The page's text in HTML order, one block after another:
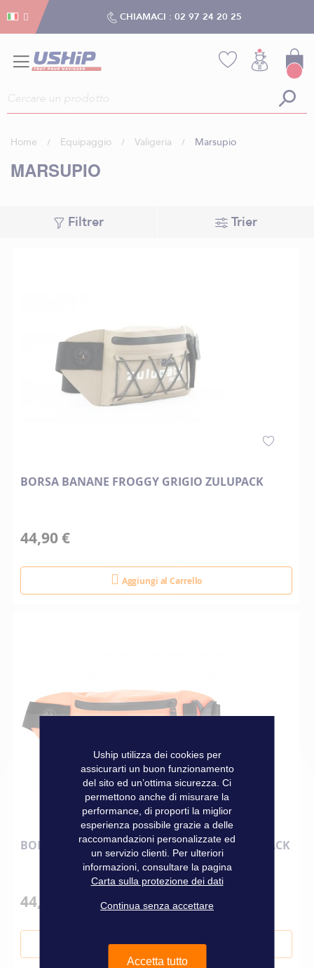
CHIAMACI : 02 97 24 20 25
Home Equipaggio Valigeria Marsupio
MARSUPIO
Filtrer Trier
BORSA BANANE FROGGY GRIGIO ZULUPACK
44,90 €
Aggiungi al Carrello
BORSA BANANE FROGGY ARANCIONE ZULUPACK
44,90 €
Aggiungi al Carrello
Gestion dei cookies
Uship utilizza dei cookies per
assicurarti un buon funzionamento
del sito ed un’ottima sicurezza. Ci
permettono anche di misurare la
performance, di proporti la miglior
esperienza possibile grazie a delle
raccomandazioni personalizzate ed
un servizio clienti. Per ulteriori
informazioni, consultare la pagina
Carta sulla protezione dei dati
Continua senza accettare
Accetta tutto
Gestion dei cookies